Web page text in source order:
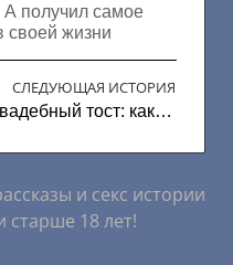
получил самое
своей жизни
СЛЕДУЮЩАЯ ИСТОРИЯ
Свадебный тост: как я запомню свой первый день замужества
и секс истории
старше 18 лет!